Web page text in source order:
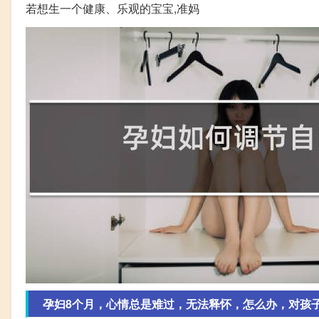
若想生一个健康、乐观的宝宝,准妈
孕妇8个月，心情总是难过，无法释怀，怎么办，对孩